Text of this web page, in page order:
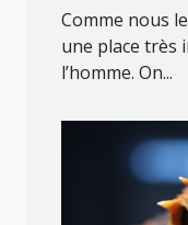
Comme nous
une place très
l’homme. On...